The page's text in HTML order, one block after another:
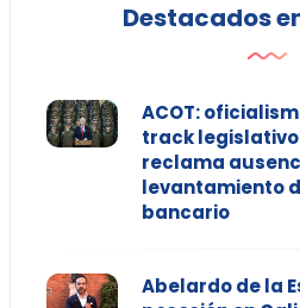
Destacados
ACOT:
track
reclama
levantamiento
bancario
Abelardo de la